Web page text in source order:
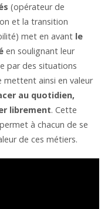
(opérateur de
et la transition
met en avant le
en soulignant leur
par des situations
mettent ainsi en valeur
au quotidien,
librement. Cette
à chacun de se
de ces métiers.